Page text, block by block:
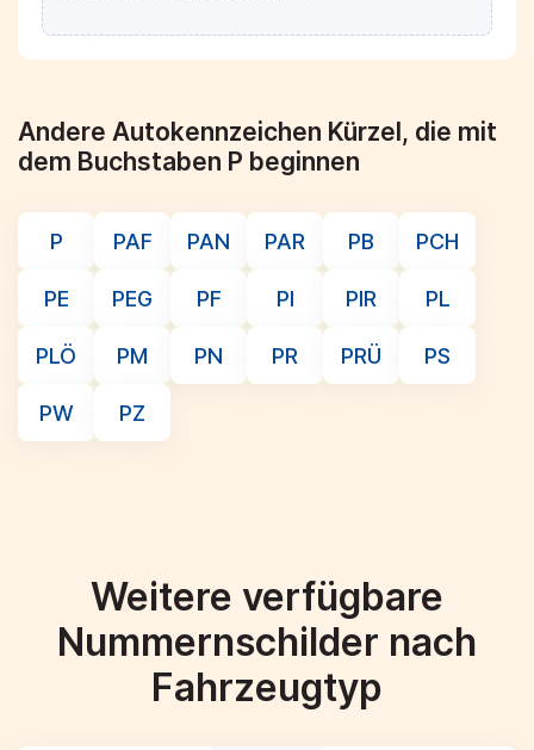
Andere Autokennzeichen Kürzel, die mit
dem Buchstaben P beginnen
P PAF PAN PAR PB PCH
PE PEG PF PI PIR PL
PLÖ PM PN PR PRÜ PS
PW PZ
Weitere verfügbare
Nummernschilder nach
Fahrzeugtyp